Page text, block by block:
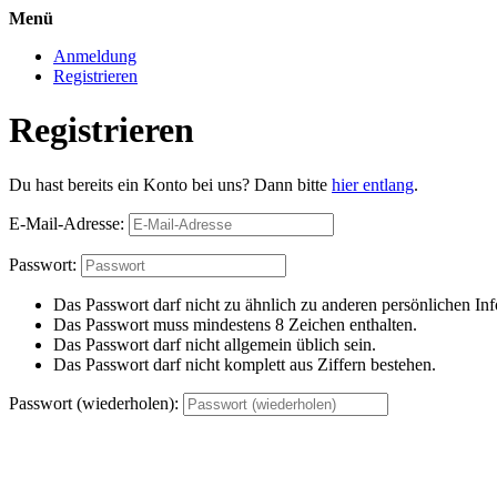
Menü
Anmeldung
Registrieren
Registrieren
Du hast bereits ein Konto bei uns? Dann bitte hier entlang.
E-Mail-Adresse:
Passwort:
Das Passwort darf nicht zu ähnlich zu anderen persönlichen
Das Passwort muss mindestens 8 Zeichen enthalten.
Das Passwort darf nicht allgemein üblich sein.
Das Passwort darf nicht komplett aus Ziffern bestehen.
Passwort (wiederholen):